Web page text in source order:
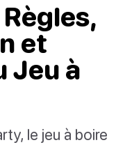
et
Jeu à
le jeu à boire